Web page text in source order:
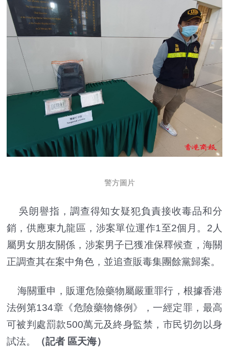
警方圖片
吳朗譽指，調查得知女疑犯負責接收毒品和分
銷，供應東九龍區，涉案單位運作1至2個月。2人
屬男女朋友關係，涉案男子已獲准保釋候查，海關
正調查其在案中角色，並追查販毒集團餘黨歸案。
海關重申，販運危險藥物屬嚴重罪行，根據香港
法例第134章《危險藥物條例》，一經定罪，最高
可被判處罰款500萬元及終身監禁，市民切勿以身
試法。
（記者 區天海）